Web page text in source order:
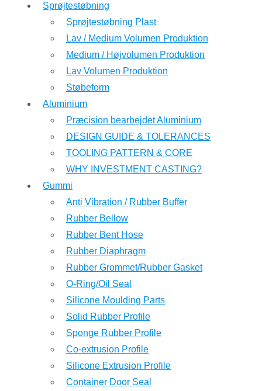
Sprøjtestøbning
Sprøjtestøbning Plast
Lav / Medium Volumen Produktion
Medium / Højvolumen Produktion
Lav Volumen Produktion
Støbeform
Aluminium
Præcision bearbejdet Aluminium
DESIGN GUIDE & TOLERANCES
TOOLING PATTERN & CORE
WHY INVESTMENT CASTING?
Gummi
Anti Vibration / Rubber Buffer
Rubber Bellow
Rubber Bent Hose
Rubber Diaphragm
Rubber Grommet/Rubber Gasket
O-Ring/Oil Seal
Silicone Moulding Parts
Solid Rubber Profile
Sponge Rubber Profile
Co-extrusion Profile
Silicone Extrusion Profile
Container Door Seal